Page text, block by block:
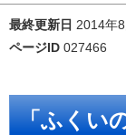
最終更新日 2014年
ページID 027466
「ふくい